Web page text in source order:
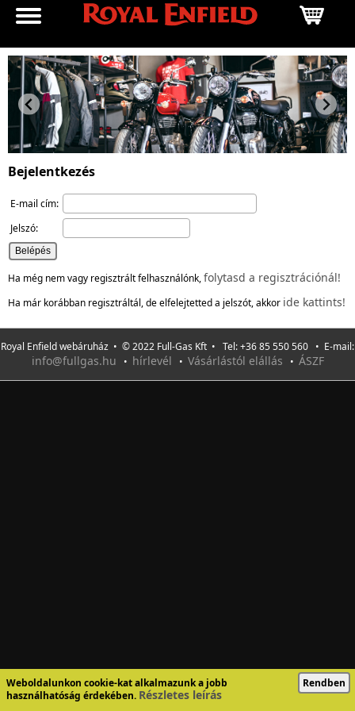
Weboldalunkon cookie-kat alkalmazunk a jobb
használhatóság érdekében. Részletes leírás
Rendben
Bejelentkezés
E-mail cím:
Jelszó:
Ha még nem vagy regisztrált felhasználónk,folytasd a regisztrációnál!
Ha már korábban regisztráltál, de elfelejtetted a jelszót, akkor ide kattints!
Royal Enfield webáruház • © 2022 Full-Gas Kft • Tel: +36 85 550 560 • E-mail:
info@fullgas.hu • hírlevél • Vásárlástól elállás • ÁSZF